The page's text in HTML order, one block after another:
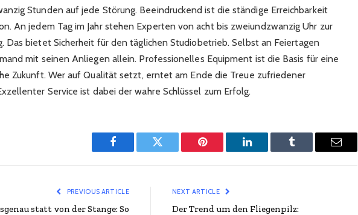
Stunden auf jede Störung. Beeindruckend ist die ständige Erreichbarkeit
An jedem Tag im Jahr stehen Experten von acht bis zweiundzwanzig Uhr zur
Das bietet Sicherheit für den täglichen Studiobetrieb. Selbst an Feiertagen
mit seinen Anliegen allein. Professionelles Equipment ist die Basis für eine
Zukunft. Wer auf Qualität setzt, erntet am Ende die Treue zufriedener
Service ist dabei der wahre Schlüssel zum Erfolg.
Facebook Twitter Pinterest LinkedIn Tumblr Email
PREVIOUS ARTICLE
statt von der Stange: So
NEXT ARTICLE
Der Trend um den Fliegenpilz: